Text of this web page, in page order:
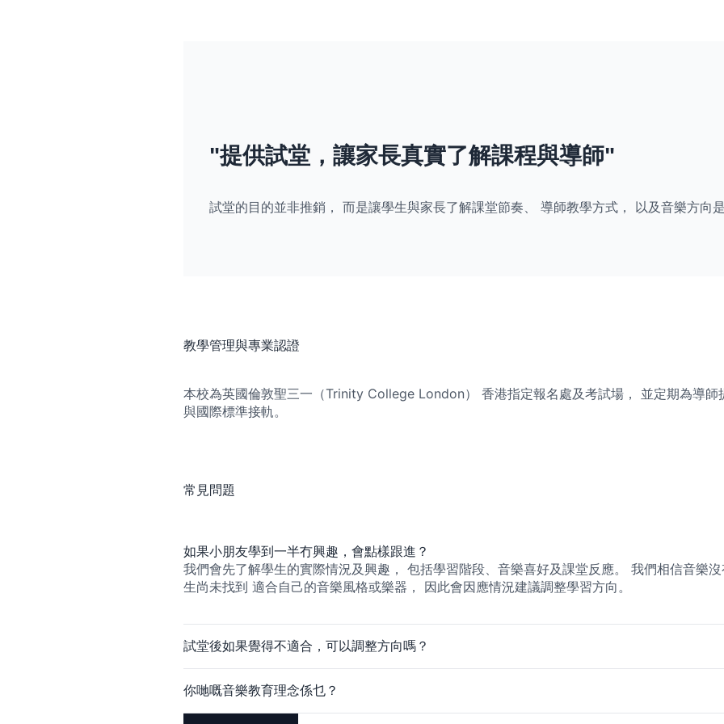
"提供試堂，讓家長真實了解課程與導師"
試堂的目的並非推銷， 而是讓學生與家長了解課堂節奏、 導師教學方式， 以及音樂方向是
教學管理與專業認證
本校為英國倫敦聖三一（Trinity College London） 香港指定報名處及考試場， 並定期為導師
與國際標準接軌。
常見問題
如果小朋友學到一半冇興趣，會點樣跟進？
我們會先了解學生的實際情況及興趣， 包括學習階段、音樂喜好及課堂反應。 我們相信音樂
生尚未找到 適合自己的音樂風格或樂器， 因此會因應情況建議調整學習方向。
試堂後如果覺得不適合，可以調整方向嗎？
你哋嘅音樂教育理念係乜？